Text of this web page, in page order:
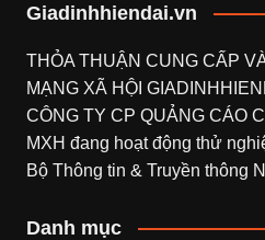
Giadinhhiendai.vn
THỎA THUẬN CUNG CẤP
MẠNG XÃ HỘI
CÔNG TY CP QUẢNG CÁO
MXH đang hoạt động thử
Bộ Thông tin & Truyền thông
Danh mục